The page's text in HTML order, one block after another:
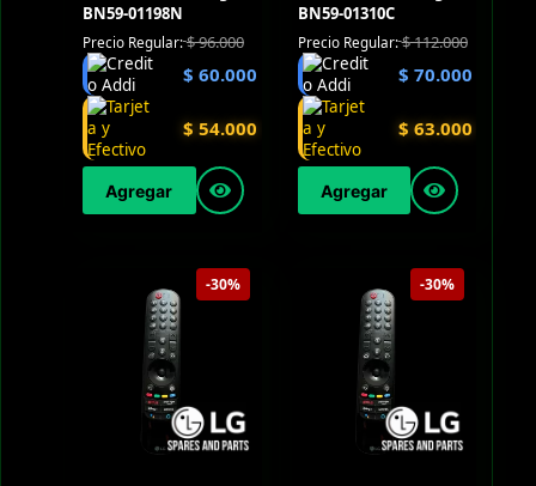
BN59-01198N
Precio Regular:$96.000
$ 60.000
$ 54.000
Agregar
BN59-01310C
Precio Regular:$112.000
$ 70.000
$ 63.000
Agregar
-30% -30%